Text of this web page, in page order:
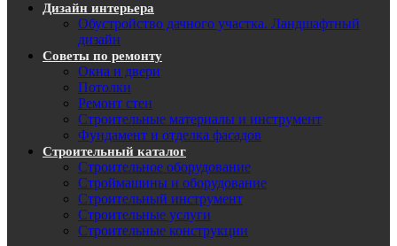
Дизайн интерьера
Обустройство дачного участка. Ландшафтный
дизайн
Советы по ремонту
Окна и двери
Потолки
Ремонт стен
Строительные материалы и инструмент
Фундамент и отделка фасадов
Строительный каталог
Строительное оборудование
Строймашины и оборудование
Строительный инструмент
Строительные услуги
Строительные конструкции